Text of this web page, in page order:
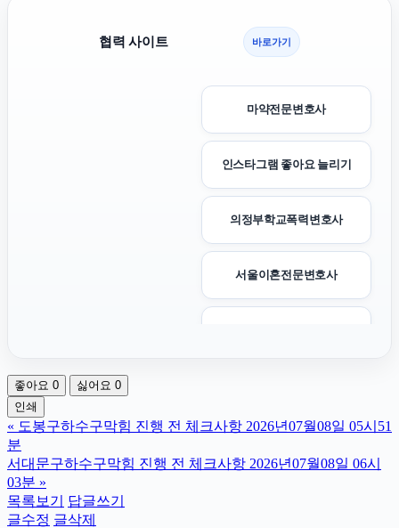
협력 사이트 바로가기
마약전문변호사
인스타그램 좋아요 늘리기
의정부학교폭력변호사
서울이혼전문변호사
좋아요 0 싫어요 0
인쇄
« 도봉구하수구막힘 진행 전 체크사항 2026년07월08일 05시51
분
서대문구하수구막힘 진행 전 체크사항 2026년07월08일 06시
03분 »
목록보기
답글쓰기
글수정 글삭제